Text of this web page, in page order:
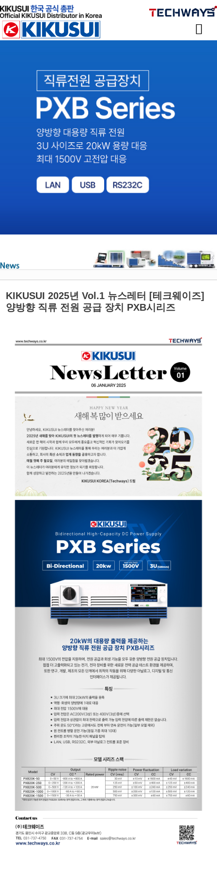
KIKUSUI 2025년 Vol.1 뉴스레터 [테크웨이즈]
양방향 직류 전원 공급 장치 PXB시리즈
스케치북5
스케치북5